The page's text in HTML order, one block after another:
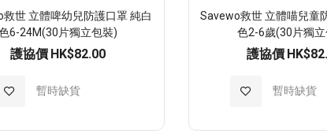
救世 立體啤幼兒防護口罩 純白
6-24M(30片獨立包裝)
護協價 HK$82.00
暫時缺貨
加
Savewo救世 立體喵兒童
色2-6歲(30片獨
護協價
暫時缺貨
加